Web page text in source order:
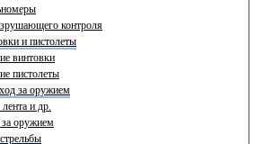
контроля
и пистолеты
винтовки
пистолеты
за оружием
и др.
оружием